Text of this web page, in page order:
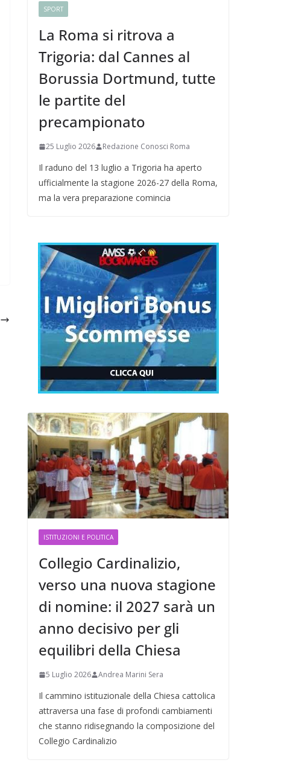
SPORT
La Roma si ritrova a
Trigoria: dal Cannes al
Borussia Dortmund, tutte
le partite del
precampionato
25 Luglio 2026 Redazione Conosci Roma
Il raduno del 13 luglio a Trigoria ha aperto
ufficialmente la stagione 2026-27 della Roma,
ma la vera preparazione comincia
ISTITUZIONI E POLITICA
Collegio Cardinalizio,
verso una nuova stagione
di nomine: il 2027 sarà un
anno decisivo per gli
equilibri della Chiesa
5 Luglio 2026 Andrea Marini Sera
Il cammino istituzionale della Chiesa cattolica
attraversa una fase di profondi cambiamenti
che stanno ridisegnando la composizione del
Collegio Cardinalizio